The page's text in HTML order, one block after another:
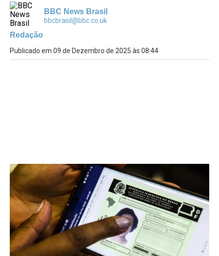
BBC News Brasil
bbcbrasil@bbc.co.uk
Redação
Publicado em 09 de Dezembro de 2025 às 08:44